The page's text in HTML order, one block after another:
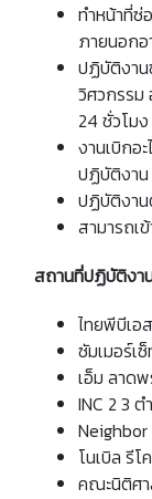
ทำหน้าที่ซ่
ภายนอกอ
ปฏิบัติงา
วิศวกรรม
24 ชั่วโมง
งานเบิกอ
ปฏิบัติงาน
ปฏิบัติงา
สามารถเ
สถานที่ปฏิบัติงา
ไทยพีบีเอ
ซัมเมอร์เ
เอ็ม ลาด
INC 2 3 ต
Neighbor
โนเบิล รีโ
คณะนิติศ